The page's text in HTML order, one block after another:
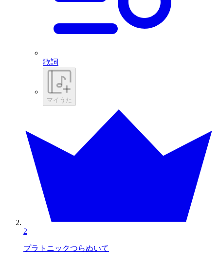
歌詞
マイうた
2
プラトニックつらぬいて